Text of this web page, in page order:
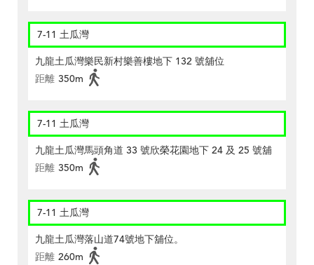
7-11 土瓜灣
九龍土瓜灣樂民新村樂善樓地下 132 號舖位
距離 350m
7-11 土瓜灣
九龍土瓜灣馬頭角道 33 號欣榮花園地下 24 及 25 號舖
距離 350m
7-11 土瓜灣
九龍土瓜灣落山道74號地下舖位。
距離 260m